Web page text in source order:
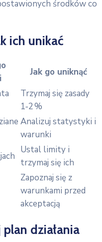
środków co
ich unikać
Jak go uniknąć
Trzymaj się zasady
1‑2 %
Analizuj statystyki i
warunki
Ustal limity i
trzymaj się ich
Zapoznaj się z
warunkami przed
akceptacją
działania